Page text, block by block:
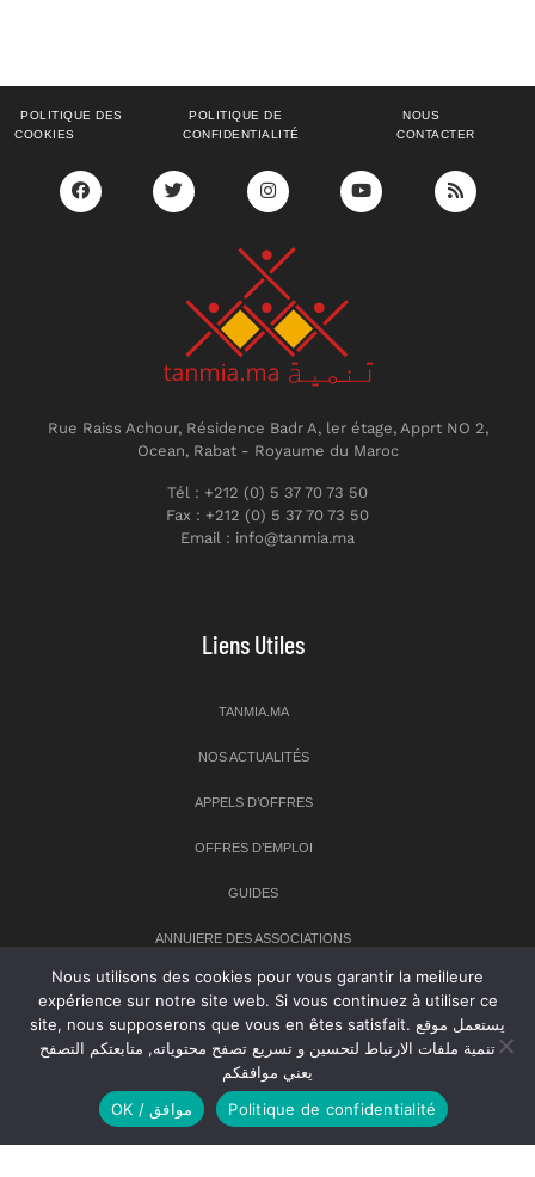
POLITIQUE DES
COOKIES
POLITIQUE DE
CONFIDENTIALITÉ
NOUS
CONTACTER
Rue Raiss Achour, Résidence Badr A, ler étage, Apprt NO 2,
Ocean, Rabat - Royaume du Maroc
Tél : +212 (0) 5 37 70 73 50
Fax : +212 (0) 5 37 70 73 50
Email : info@tanmia.ma
Liens Utiles
TANMIA.MA
NOS ACTUALITÉS
APPELS D’OFFRES
OFFRES D’EMPLOI
GUIDES
ANNUIERE DES ASSOCIATIONS
Newsletter
Inscrivez-vous à notre newsletter pour recevoir les dernières
nouvelles sur TANMIA
Nous utilisons des cookies pour vous garantir la meilleure
expérience sur notre site web. Si vous continuez à utiliser ce
site, nous supposerons que vous en êtes satisfait. يستعمل موقع
تنمية ملفات الارتباط لتحسين و تسريع تصفح محتوياته, متابعتكم التصفح
يعني موافقكم
OK / موافق
Politique de confidentialité